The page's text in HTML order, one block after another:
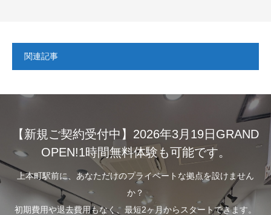
関連記事
【新規ご契約受付中】2026年3月19日GRAND
OPEN!1時間無料体験も可能です。
上本町駅前に、あなただけのプライベートな拠点を設けません
か？
初期費用や退去費用もなく、最短2ヶ月からスタートできます。